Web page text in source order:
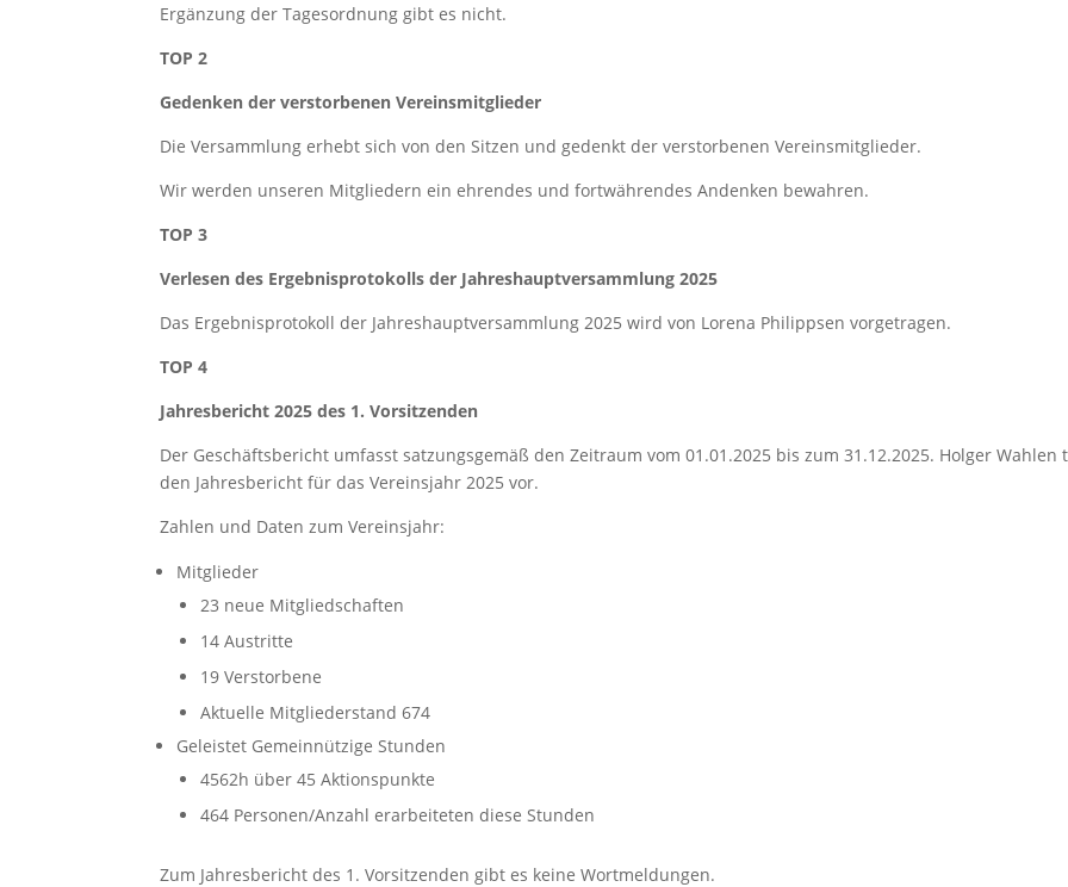
Ergänzung der Tagesordnung gibt es nicht.
TOP 2
Gedenken der verstorbenen Vereinsmitglieder
Die Versammlung erhebt sich von den Sitzen und gedenkt der verstorbenen Vereinsmitglieder.
Wir werden unseren Mitgliedern ein ehrendes und fortwährendes Andenken bewahren.
TOP 3
Verlesen des Ergebnisprotokolls der Jahreshauptversammlung 2025
Das Ergebnisprotokoll der Jahreshauptversammlung 2025 wird von Lorena Philippsen vorgetragen.
TOP 4
Jahresbericht 2025 des 1. Vorsitzenden
Der Geschäftsbericht umfasst satzungsgemäß den Zeitraum vom 01.01.2025 bis zum 31.12.2025. Holger Wahlen
den Jahresbericht für das Vereinsjahr 2025 vor.
Zahlen und Daten zum Vereinsjahr:
Mitglieder
23 neue Mitgliedschaften
14 Austritte
19 Verstorbene
Aktuelle Mitgliederstand 674
Geleistet Gemeinnützige Stunden
4562h über 45 Aktionspunkte
464 Personen/Anzahl erarbeiteten diese Stunden
Zum Jahresbericht des 1. Vorsitzenden gibt es keine Wortmeldungen.